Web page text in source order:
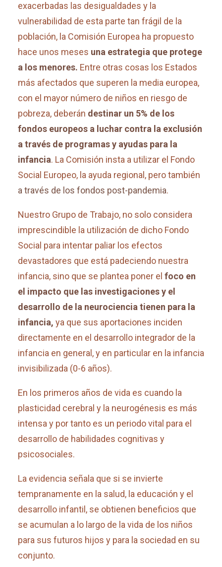
exacerbadas las desigualdades y la
vulnerabilidad de esta parte tan frágil de la
población, la Comisión Europea ha propuesto
hace unos meses una estrategia que protege
a los menores. Entre otras cosas los Estados
más afectados que superen la media europea,
con el mayor número de niños en riesgo de
pobreza, deberán destinar un 5% de los
fondos europeos a luchar contra la exclusión
a través de programas y ayudas para la
infancia. La Comisión insta a utilizar el Fondo
Social Europeo, la ayuda regional, pero también
a través de los fondos post-pandemia.
Nuestro Grupo de Trabajo, no solo considera
imprescindible la utilización de dicho Fondo
Social para intentar paliar los efectos
devastadores que está padeciendo nuestra
infancia, sino que se plantea poner el foco en
el impacto que las investigaciones y el
desarrollo de la neurociencia tienen para la
infancia, ya que sus aportaciones inciden
directamente en el desarrollo integrador de la
infancia en general, y en particular en la infancia
invisibilizada (0-6 años).
En los primeros años de vida es cuando la
plasticidad cerebral y la neurogénesis es más
intensa y por tanto es un periodo vital para el
desarrollo de habilidades cognitivas y
psicosociales.
La evidencia señala que si se invierte
tempranamente en la salud, la educación y el
desarrollo infantil, se obtienen beneficios que
se acumulan a lo largo de la vida de los niños
para sus futuros hijos y para la sociedad en su
conjunto.